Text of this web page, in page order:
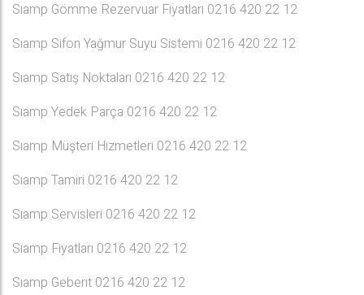
Sıamp Gömme Rezervuar Fiyatları 0216 420 22 12
Sıamp Sifon Yağmur Suyu Sistemi 0216 420 22 12
Sıamp Satış Noktaları 0216 420 22 12
Sıamp Yedek Parça 0216 420 22 12
Sıamp Müşteri Hizmetleri 0216 420 22 12
Sıamp Tamiri 0216 420 22 12
Sıamp Servisleri 0216 420 22 12
Sıamp Fiyatları 0216 420 22 12
Sıamp Geberıt 0216 420 22 12